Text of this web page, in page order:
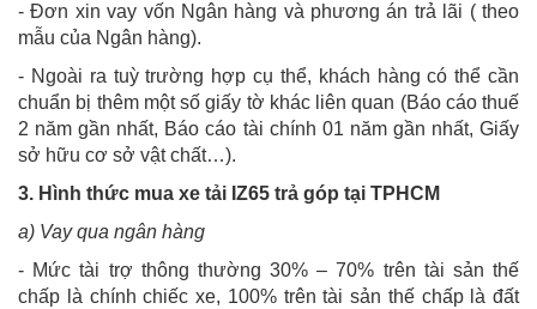
- Đơn xin vay vốn Ngân hàng và phương án trả lãi ( theo
mẫu của Ngân hàng).
- Ngoài ra tuỳ trường hợp cụ thể, khách hàng có thể cần
chuẩn bị thêm một số giấy tờ khác liên quan (Báo cáo thuế
2 năm gần nhất, Báo cáo tài chính 01 năm gần nhất, Giấy
sở hữu cơ sở vật chất…).
3. Hình thức mua xe tải IZ65 trả góp tại TPHCM
a) Vay qua ngân hàng
- Mức tài trợ thông thường 30% – 70% trên tài sản thế
chấp là chính chiếc xe, 100% trên tài sản thế chấp là đất